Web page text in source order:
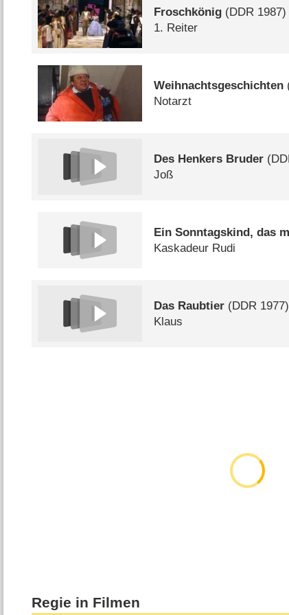
Froschkönig (DDR 1987)
1. Reiter
Weihnachtsgeschichten
Notarzt
Des Henkers Bruder (
Joß
Ein Sonntagskind, das
Kaskadeur Rudi
Das Raubtier (DDR 1977)
Klaus
Regie in Filmen